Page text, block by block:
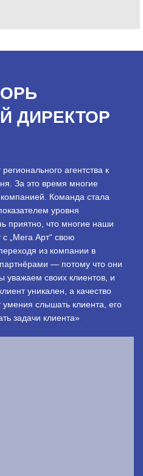
ДИРЕКТОР
агентства к
За это время многие
Команда стала
уровня
приятно, что многие наши
„Мега Арт“ свою
из компании в
— потому что они
уважаем своих клиентов, и
уникален, а качество
слышать клиента, его
задачи клиента»